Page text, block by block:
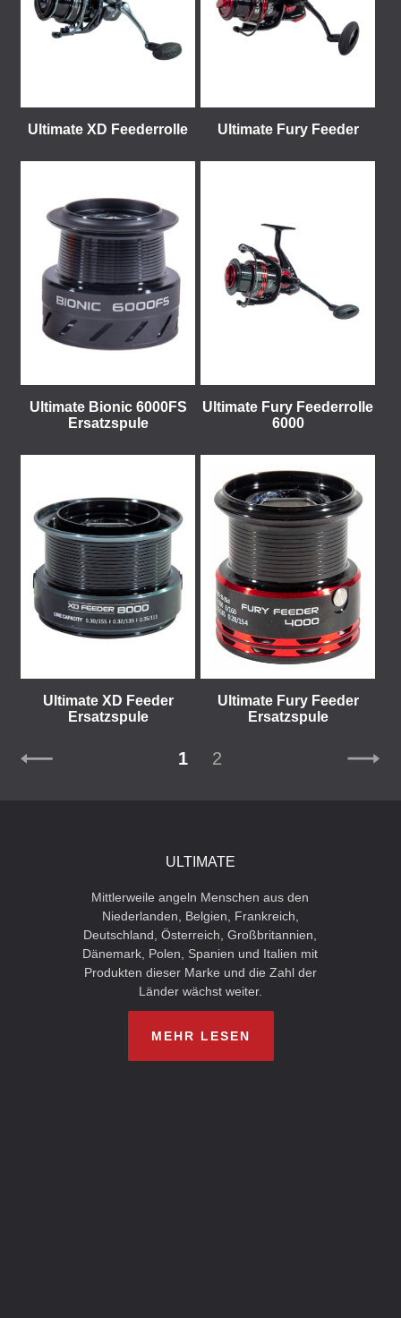
Ultimate XD Feederrolle Ultimate Fury Feeder
Ultimate Bionic 6000FS
Ersatzspule
Ultimate Fury Feederrolle
6000
Ultimate XD Feeder
Ersatzspule
Ultimate Fury Feeder
Ersatzspule
1 2
ULTIMATE
Mittlerweile angeln Menschen aus den
Niederlanden, Belgien, Frankreich,
Deutschland, Österreich, Großbritannien,
Dänemark, Polen, Spanien und Italien mit
Produkten dieser Marke und die Zahl der
Länder wächst weiter.
MEHR LESEN